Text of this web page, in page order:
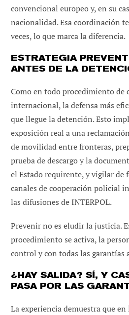
convencional europeo y, en su
nacionalidad. Esa coordinación
veces, lo que marca la diferencia.
ESTRATEGIA
ANTES DE LA
Como en todo procedimiento de
internacional, la defensa más
que llegue la detención. Esto
exposición real a una
de movilidad entre fronteras,
prueba de descargo y la
el Estado requirente, y vigilar de
canales de cooperación policial
las difusiones de INTERPOL.
Prevenir no es eludir la justicia.
procedimiento se activa, la
control y con todas las garantías
¿HAY SALIDA? SÍ, Y
PASA POR LAS
La experiencia demuestra que